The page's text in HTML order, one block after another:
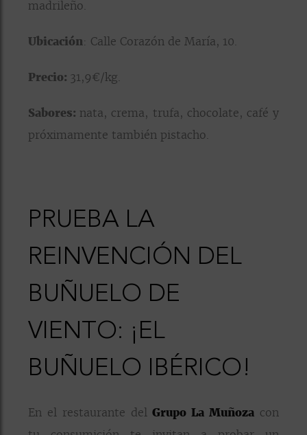
madrileño.
Ubicación: Calle Corazón de María, 10.
Precio: 31,9€/kg.
Sabores: nata, crema, trufa, chocolate, café y
próximamente también pistacho.
PRUEBA LA
REINVENCIÓN DEL
BUÑUELO DE
VIENTO: ¡EL
BUÑUELO IBÉRICO!
En el restaurante delGrupo La Muñoza con